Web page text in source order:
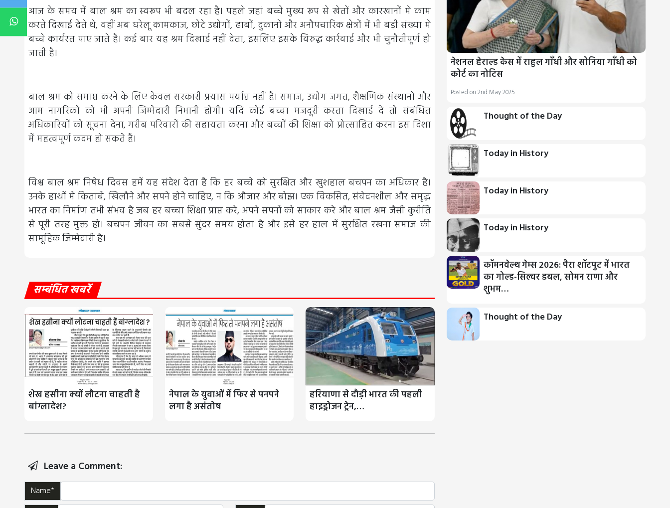
आज के समय में बाल श्रम का स्वरूप भी बदल रहा है। पहले जहां बच्चे मुख्य रूप से खेतों और कारखानों में काम
करते दिखाई देते थे, वहीं अब घरेलू कामकाज, छोटे उद्योगों, ढाबों, दुकानों और अनौपचारिक क्षेत्रों में भी बड़ी संख्या में
बच्चे कार्यरत पाए जाते हैं। कई बार यह श्रम दिखाई नहीं देता, इसलिए इसके विरुद्ध कार्रवाई और भी चुनौतीपूर्ण हो
जाती है।
बाल श्रम को समाप्त करने के लिए केवल सरकारी प्रयास पर्याप्त नहीं हैं। समाज, उद्योग जगत, शैक्षणिक संस्थानों और
आम नागरिकों को भी अपनी जिम्मेदारी निभानी होगी। यदि कोई बच्चा मजदूरी करता दिखाई दे तो संबंधित
अधिकारियों को सूचना देना, गरीब परिवारों की सहायता करना और बच्चों की शिक्षा को प्रोत्साहित करना इस दिशा
में महत्वपूर्ण कदम हो सकते हैं।
विश्व बाल श्रम निषेध दिवस हमें यह संदेश देता है कि हर बच्चे को सुरक्षित और खुशहाल बचपन का अधिकार है।
उनके हाथों में किताबें, खिलौने और सपने होने चाहिए, न कि औजार और बोझ। एक विकसित, संवेदनशील और समृद्ध
भारत का निर्माण तभी संभव है जब हर बच्चा शिक्षा प्राप्त करे, अपने सपनों को साकार करे और बाल श्रम जैसी कुरीति
से पूरी तरह मुक्त हो। बचपन जीवन का सबसे सुंदर समय होता है और इसे हर हाल में सुरक्षित रखना समाज की
सामूहिक जिम्मेदारी है।
सम्बंधित खबरें
शेख हसीना क्यों लौटना चाहती है
बांग्लादेश?
नेपाल के युवाओं में फिर से पनपने
लगा है असंतोष
हरियाणा से दौड़ी भारत की पहली
हाइड्रोजन ट्रेन,…
Leave a Comment:
Name*
नेशनल हेराल्ड केस में राहुल गाँधी और सोनिया गाँधी को
कोर्ट का नोटिस
Posted on 2nd May 2025
Thought of the Day
Today in History
Today in History
Today in History
कॉमनवेल्थ गेम्स 2026: पैरा शॉटपुट में भारत
का गोल्ड-सिल्वर डबल, सोमन राणा और
शुभम…
Thought of the Day